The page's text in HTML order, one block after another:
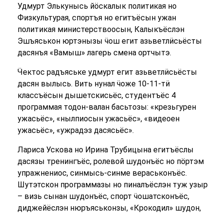
Удмурт Элькунысь йӧскалык политикая но
Физкультурая, спортъя но егитъёсын ужан
политикая министерствоосын, Калыкъёслэн
Эшъяськон юртэнызы ӵош егит азьветлӥсьёсты
дасянъя «Вамыш» лагерь смена ортчытэ.
Ӵектос радъяське удмурт егит азьветлӥсьёсты
дасян вылысь. Вить нунал ӵоже 10-11-тӥ
классъёсын дышетскисьёс, студентъёс 4
программая тодон-валан басьтозы: «крезьгурен
ужасьёс», «нылпиосын ужасьёс», «видеоен
ужасьёс», «ужрадэз дасясьёс».
Лариса Ускова но Ирина Трубицына егитъёслы
дасязы тренингъёс, ролевой шудонъёс но пӧртэм
упражнениос, синмысь-синме вераськонъёс.
Шутэтскон программазы но пиналъёслэн туж узыр
– визь сынан шудонъёс, спорт ӵошатсконъёс,
диджейёслэн нюръяськонзы, «Крокодил» шудон,